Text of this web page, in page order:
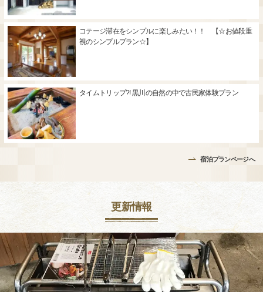
コテージ滞在をシンプルに楽しみたい！！ 【☆お値段重
視のシンプルプラン☆】
タイムトリップ?! 黒川の自然の中で古民家体験プラン
宿泊プランページへ
更新情報